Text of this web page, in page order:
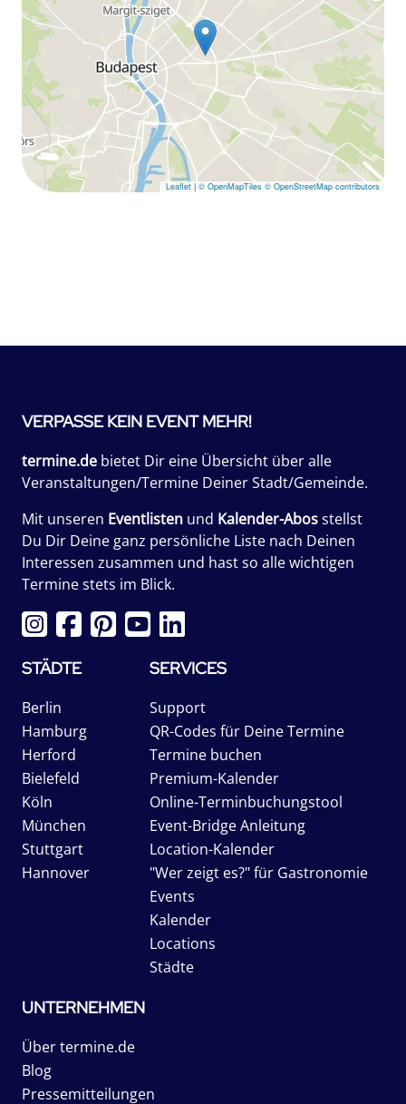
Leaflet | © OpenMapTiles © OpenStreetMap contributors
VERPASSE KEIN EVENT MEHR!
termine.de bietet Dir eine Übersicht über alle
Veranstaltungen/Termine Deiner Stadt/Gemeinde.
Mit unseren Eventlisten und Kalender-Abosstellst
Du Dir Deine ganz persönliche Liste nach Deinen
Interessen zusammen und hast so alle wichtigen
Termine stets im Blick.
STÄDTE
Berlin
Hamburg
Herford
Bielefeld
Köln
München
Stuttgart
Hannover
SERVICES
Support
QR-Codes für Deine Termine
Termine buchen
Premium-Kalender
Online-Terminbuchungstool
Event-Bridge Anleitung
Location-Kalender
"Wer zeigt es?" für Gastronomie
Events
Kalender
Locations
Städte
UNTERNEHMEN
Über termine.de
Blog
Pressemitteilungen